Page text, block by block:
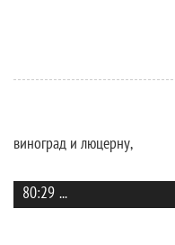
виноград и люцерну,
80:29 ...